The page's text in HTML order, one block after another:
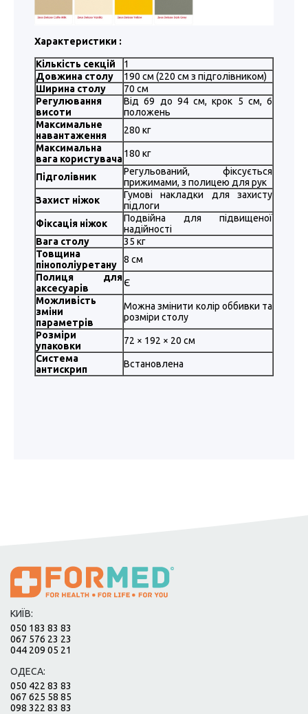
Характеристики :
Кількість секцій
1
Довжина столу
190 см (220 см з підголівником)
Ширина столу
70 см
Регулювання
висоти
Від 69 до 94 см, крок 5 см, 6
положень
Максимальне
навантаження
280 кг
Максимальна
вага користувача180 кг
Підголівник
Регульований, фіксується
прижимами, з полицею для рук
Захист ніжок
Гумові накладки для захисту
підлоги
Фіксація ніжок
Подвійна для підвищеної
надійності
Вага столу
35 кг
Товщина
пінополіуретану
8 см
Полиця для
аксесуарів
Є
Можливість
зміни
параметрів
Можна змінити колір оббивки та
розміри столу
Розміри
упаковки
72 × 192 × 20 см
Система
антискрип
Встановлена
КИЇВ:
050 183 83 83
067 576 23 23
044 209 05 21
ОДЕСА:
050 422 83 83
067 625 58 85
098 322 83 83